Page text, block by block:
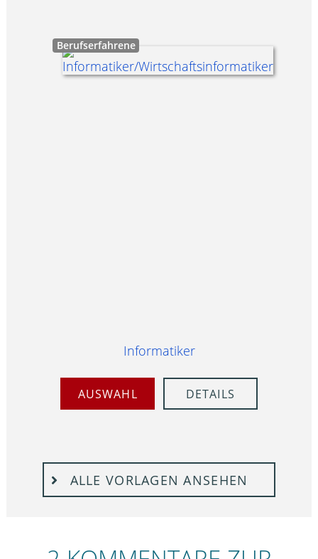
Berufserfahrene
Informatiker
AUSWAHL DETAILS
ALLE VORLAGEN ANSEHEN